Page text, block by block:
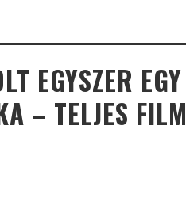
EGYSZER EGY
– TELJES FILM